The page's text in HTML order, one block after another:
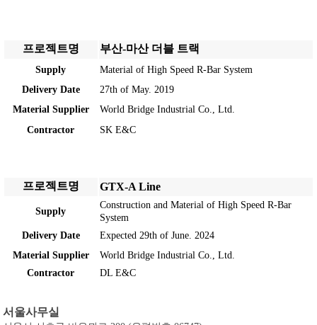
프로젝트명 부산-마산 더블 트랙
Supply
Material of High Speed R-Bar System
Delivery Date
27th of May. 2019
Material Supplier
World Bridge Industrial Co., Ltd.
Contractor
SK E&C
프로젝트명 GTX-A Line
Supply
Construction and Material of High Speed R-Bar
System
Delivery Date
Expected 29th of June. 2024
Material Supplier
World Bridge Industrial Co., Ltd.
Contractor
DL E&C
서울사무실